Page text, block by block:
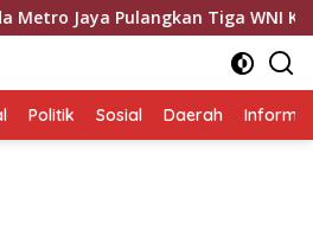
Tiga WNI Korban TPPO dari
Politik Sosial Daerah